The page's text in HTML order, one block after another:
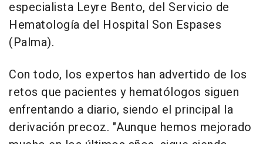
especialista Leyre Bento, del Servicio de
Hematología del Hospital Son Espases
(Palma).
Con todo, los expertos han advertido de los
retos que pacientes y hematólogos siguen
enfrentando a diario, siendo el principal la
derivación precoz. "Aunque hemos mejorado